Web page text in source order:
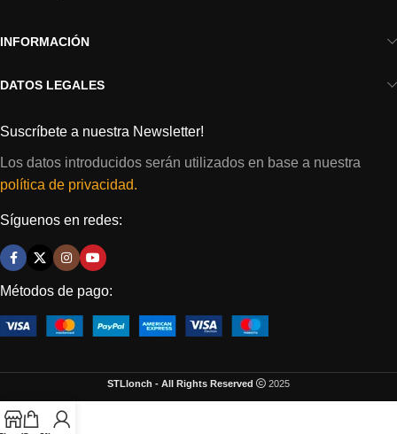
INFORMACIÓN
DATOS LEGALES
Suscríbete a nuestra Newsletter!
Los datos introducidos serán utilizados en base a nuestra
política de privacidad.
Síguenos en redes:
Métodos de pago:
STLlonch - All Rights Reserved 2025